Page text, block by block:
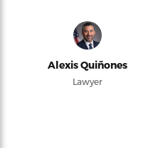
Alexis Quiñones
Lawyer